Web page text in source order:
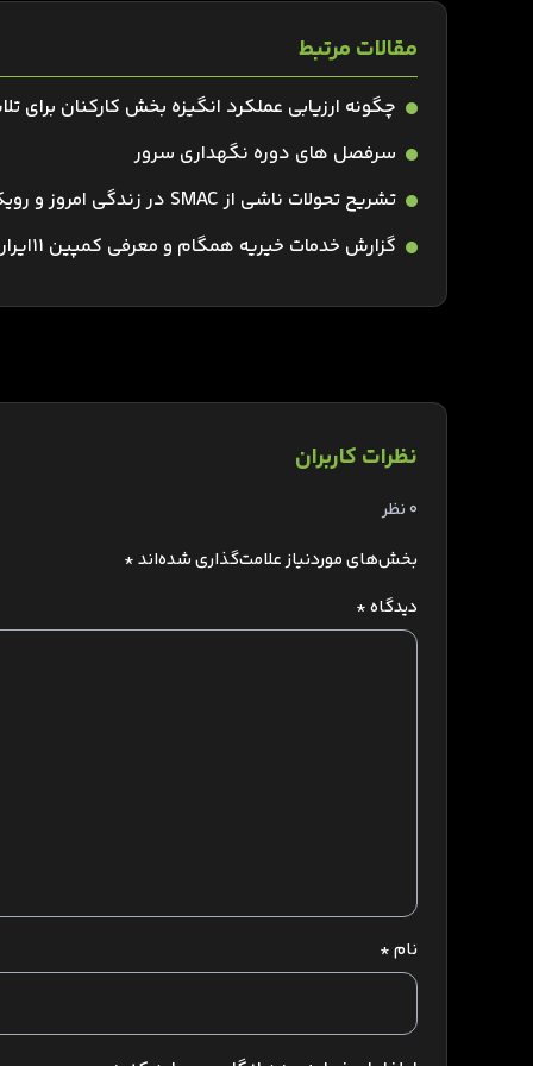
مقالات مرتبط
چگونه ارزیابی عملکرد انگیزه بخش كاركنان برای
سرفصل های دوره نگهداری سرور
تشریح تحولات ناشی از SMAC در زندگی امروز و رویکرد چارگون در راستای آن
گزارش خدمات خیریه همگام و معرفی کمپین 11ایران
نظرات کاربران
0 نظر
بخش‌های موردنیاز علامت‌گذاری شده‌اند*
دیدگاه*
نام*